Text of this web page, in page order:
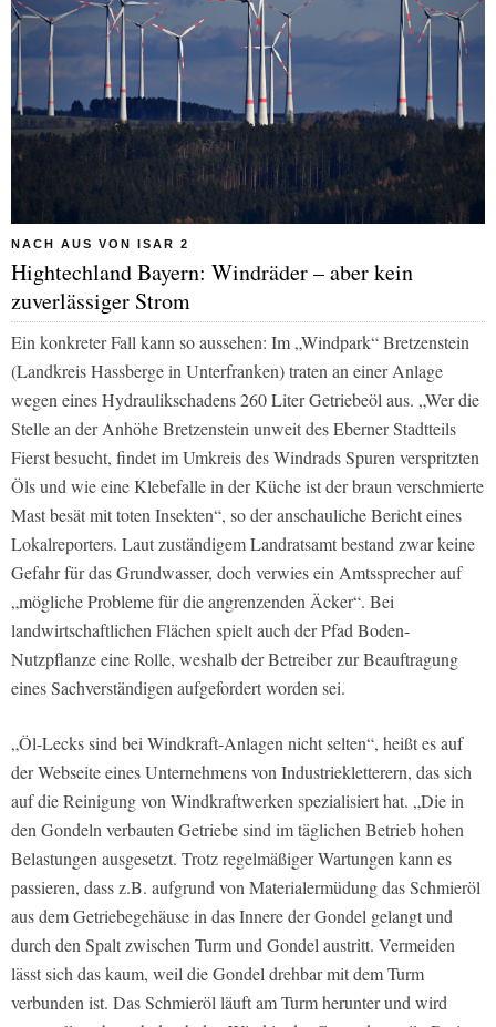
NACH AUS VON ISAR 2
Hightechland Bayern: Windräder – aber kein
zuverlässiger Strom
Ein konkreter Fall kann so aussehen: Im „Windpark“ Bretzenstein
(Landkreis Hassberge in Unterfranken) traten an einer Anlage
wegen eines Hydraulikschadens 260 Liter Getriebeöl aus. „Wer die
Stelle an der Anhöhe Bretzenstein unweit des Eberner Stadtteils
Fierst besucht, findet im Umkreis des Windrads Spuren verspritzten
Öls und wie eine Klebefalle in der Küche ist der braun verschmierte
Mast besät mit toten Insekten“, so der anschauliche Bericht eines
Lokalreporters. Laut zuständigem Landratsamt bestand zwar keine
Gefahr für das Grundwasser, doch verwies ein Amtssprecher auf
„mögliche Probleme für die angrenzenden Äcker“. Bei
landwirtschaftlichen Flächen spielt auch der Pfad Boden-
Nutzpflanze eine Rolle, weshalb der Betreiber zur Beauftragung
eines Sachverständigen aufgefordert worden sei.
„Öl-Lecks sind bei Windkraft-Anlagen nicht selten“, heißt es auf
der Webseite eines Unternehmens von Industriekletterern, das sich
auf die Reinigung von Windkraftwerken spezialisiert hat. „Die in
den Gondeln verbauten Getriebe sind im täglichen Betrieb hohen
Belastungen ausgesetzt. Trotz regelmäßiger Wartungen kann es
passieren, dass z.B. aufgrund von Materialermüdung das Schmieröl
aus dem Getriebegehäuse in das Innere der Gondel gelangt und
durch den Spalt zwischen Turm und Gondel austritt. Vermeiden
lässt sich das kaum, weil die Gondel drehbar mit dem Turm
verbunden ist. Das Schmieröl läuft am Turm herunter und wird